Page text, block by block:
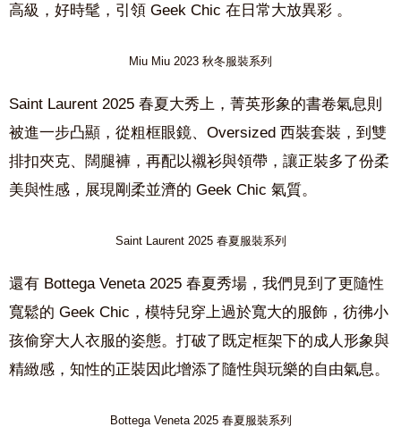
高級，好時髦，引領 Geek Chic 在日常大放異彩 。
Miu Miu 2023 秋冬服裝系列
Saint Laurent 2025 春夏大秀上，菁英形象的書卷氣息則
被進一步凸顯，從粗框眼鏡、Oversized 西裝套裝，到雙
排扣夾克、闊腿褲，再配以襯衫與領帶，讓正裝多了份柔
美與性感，展現剛柔並濟的 Geek Chic 氣質。
Saint Laurent 2025 春夏服裝系列
還有 Bottega Veneta 2025 春夏秀場，我們見到了更隨性
寬鬆的 Geek Chic，模特兒穿上過於寬大的服飾，彷彿小
孩偷穿大人衣服的姿態。打破了既定框架下的成人形象與
精緻感，知性的正裝因此增添了隨性與玩樂的自由氣息。
Bottega Veneta 2025 春夏服裝系列